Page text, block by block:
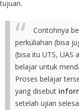
tujuan.
Contohnya
perkuliahan (bisa
(bisa itu UTS, UAS
belajar untuk
Proses belajar
yang disebut
setelah ujian